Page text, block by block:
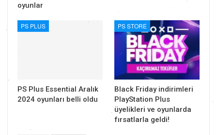
oyunlar
PS PLUS
PS Plus Essential Aralık
2024 oyunları belli oldu
PS STORE
Black Friday indirimleri
PlayStation Plus
üyelikleri ve oyunlarda
fırsatlarla geldi!